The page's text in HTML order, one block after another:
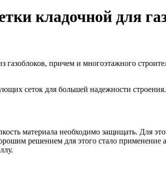
кладочной для
причем и многоэтажного
сеток для большей надежности строения.
материала необходимо защищать. Для
решением для этого стало